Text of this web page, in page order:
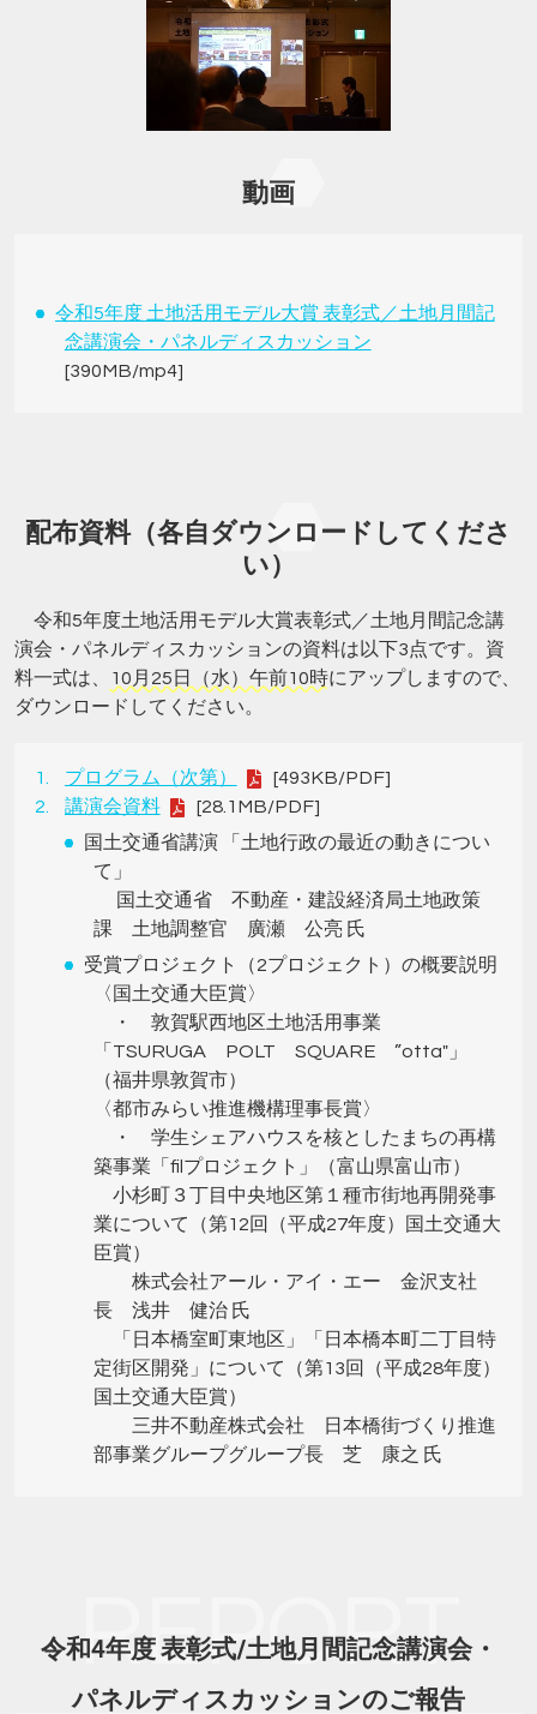
動画
令和5年度 土地活用モデル大賞 表彰式／土地月間記
念講演会・パネルディスカッション
[390MB/mp4]
配布資料（各自ダウンロードしてくださ
い）
令和5年度土地活用モデル大賞表彰式／土地月間記念講
演会・パネルディスカッションの資料は以下3点です。資
料一式は、
10月25日（水）午前10時にアップしますので、
ダウンロードしてください。
プログラム（次第）
[493KB/PDF]
講演会資料
[28.1MB/PDF]
国土交通省講演 「土地行政の最近の動きについ
て」
国土交通省 不動産・建設経済局土地政策
課 土地調整官 廣瀬 公亮 氏
受賞プロジェクト（2プロジェクト）の概要説明
〈国土交通大臣賞〉
・ 敦賀駅西地区土地活用事業
「TSURUGA POLT SQUARE ”otta"」
（福井県敦賀市）
〈都市みらい推進機構理事長賞〉
・ 学生シェアハウスを核としたまちの再構
築事業「filプロジェクト」（富山県富山市）
小杉町３丁目中央地区第１種市街地再開発事
業について（第12回（平成27年度）国土交通大
臣賞）
株式会社アール・アイ・エー 金沢支社
長 浅井 健治 氏
「日本橋室町東地区」「日本橋本町二丁目特
定街区開発」について（第13回（平成28年度）
国土交通大臣賞）
三井不動産株式会社 日本橋街づくり推進
部事業グループグループ長 芝 康之 氏
令和4年度 表彰式/土地月間記念講演会・
パネルディスカッションのご報告
REPORT